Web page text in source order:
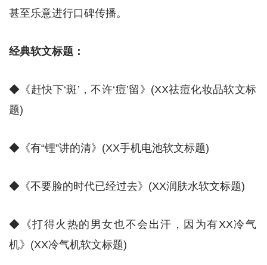
甚至乐意进行口碑传播。
经典软文标题：
◆《赶快下‘斑’，不许‘痘’留》(XX祛痘化妆品软文标
题)
◆《有“锂”讲的清》(XX手机电池软文标题)
◆《不要脸的时代已经过去》(XX润肤水软文标题)
◆《打得火热的男女也不会出汗，因为有XX冷气
机》(XX冷气机软文标题)